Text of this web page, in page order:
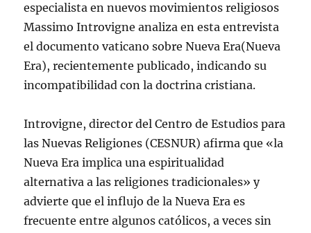
especialista en nuevos movimientos religiosos
Massimo Introvigne analiza en esta entrevista
el documento vaticano sobre Nueva Era(Nueva
Era), recientemente publicado, indicando su
incompatibilidad con la doctrina cristiana.
Introvigne, director del Centro de Estudios para
las Nuevas Religiones (CESNUR) afirma que «la
Nueva Era implica una espiritualidad
alternativa a las religiones tradicionales» y
advierte que el influjo de la Nueva Era es
frecuente entre algunos católicos, a veces sin